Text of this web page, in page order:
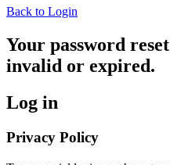
Back to Login
Your password
invalid or expired.
Log in
Privacy Policy